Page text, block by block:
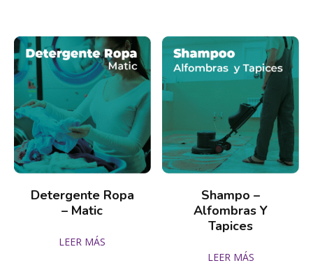
Detergente Ropa
– Matic
LEER MÁS
Shampo –
Alfombras Y
Tapices
LEER MÁS